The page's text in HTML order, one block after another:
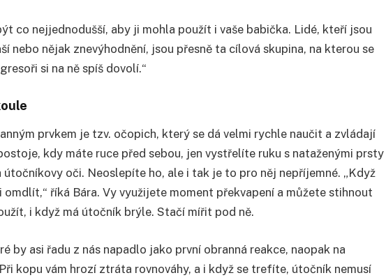
co nejjednodušší, aby ji mohla použít i vaše babička. Lidé, kteří jsou
nebo nějak znevýhodnění, jsou přesně ta cílová skupina, na kterou se
si na ně spíš dovolí.“
prvkem je tzv. očopich, který se dá velmi rychle naučit a zvládají
kdy máte ruce před sebou, jen vystřelíte ruku s nataženými prsty
útočníkovy oči. Neoslepíte ho, ale i tak je to pro něj nepříjemné. „Když
říká Bára. Vy využijete moment překvapení a můžete stihnout
i když má útočník brýle. Stačí mířit pod ně.
by asi řadu z nás napadlo jako první obranná reakce, naopak na
kopu vám hrozí ztráta rovnováhy, a i když se trefíte, útočník nemusí